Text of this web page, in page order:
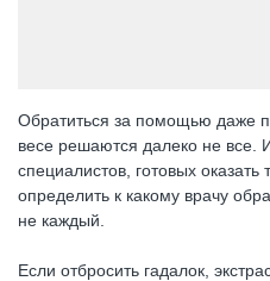
Обратиться за помощью даже
весе решаются далеко не все.
специалистов, готовых
определить к какому врачу
не каждый.
Если отбросить гадалок,